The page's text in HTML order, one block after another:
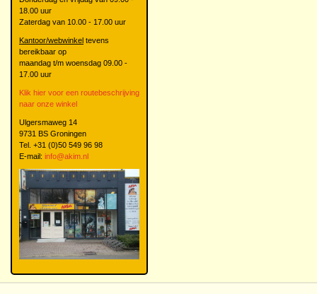
18.00 uur
Zaterdag van 10.00 - 17.00 uur
Kantoor/webwinkel tevens
bereikbaar op
maandag t/m woensdag 09.00 -
17.00 uur
Klik hier voor een routebeschrijving
naar onze winkel
Ulgersmaweg 14
9731 BS Groningen
Tel. +31 (0)50 549 96 98
E-mail: info@akim.nl